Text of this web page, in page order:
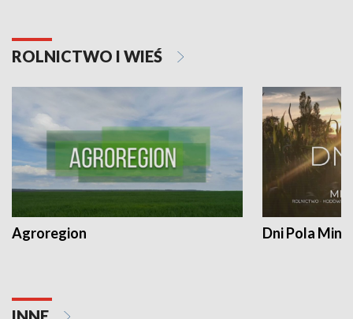
ROLNICTWO I WIEŚ
Agroregion Dni Pola